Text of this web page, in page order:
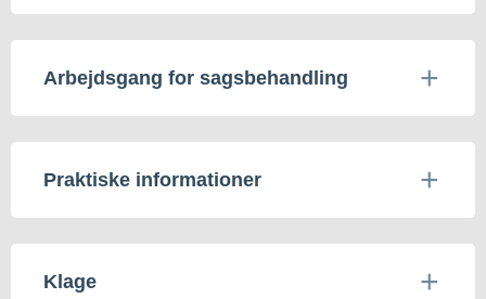
Arbejdsgang for sagsbehandling
Praktiske informationer
Klage